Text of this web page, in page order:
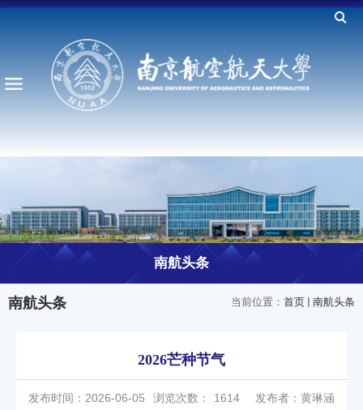
南航头条
当前位置： 首页 南航头条
南航头条
2026芒种节气
发布时间：2026-06-05 浏览次数： 1614
发布者：黄琳涵